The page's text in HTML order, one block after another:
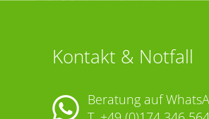
Kontakt & Notfall
Beratung auf